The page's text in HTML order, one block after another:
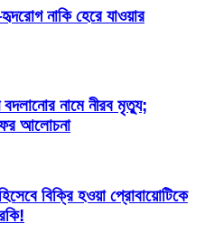
নাকি হেরে যাওয়ার
নামে নীরব মৃত্যু;
আলোচনা
বিক্রি হওয়া প্রোবায়োটিকে